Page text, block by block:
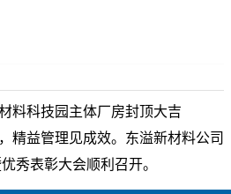
料科技园主体厂房封顶大吉
精益管理见成效。东溢新材料公司
秀表彰大会顺利召开。